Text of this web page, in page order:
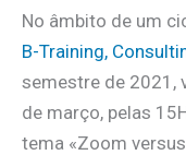
No âmbito de um
B-Training,
semestre de 2021,
de março, pelas
tema «Zoom